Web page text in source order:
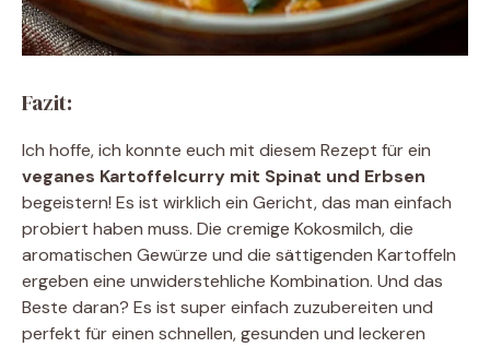
Fazit:
Ich hoffe, ich konnte euch mit diesem Rezept für ein
veganes Kartoffelcurry mit Spinat und Erbsen
begeistern! Es ist wirklich ein Gericht, das man einfach
probiert haben muss. Die cremige Kokosmilch, die
aromatischen Gewürze und die sättigenden Kartoffeln
ergeben eine unwiderstehliche Kombination. Und das
Beste daran? Es ist super einfach zuzubereiten und
perfekt für einen schnellen, gesunden und leckeren